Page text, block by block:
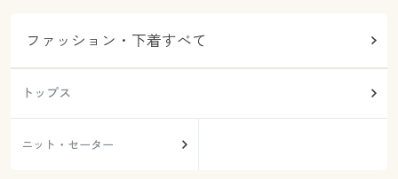
ファッション・下着すべて
トップス
ニット・セーター